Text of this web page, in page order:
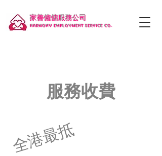
家善僱傭服務公司
Harmony employment service co.
服務收費
全港最抵